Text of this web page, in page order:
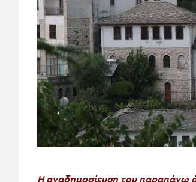
H αναδημοσίευση του παραπάνω